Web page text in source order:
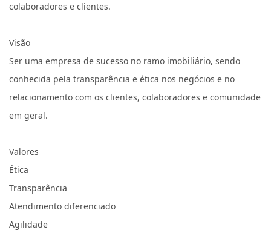
colaboradores e clientes.
Visão
Ser uma empresa de sucesso no ramo imobiliário, sendo
conhecida pela transparência e ética nos negócios e no
relacionamento com os clientes, colaboradores e comunidade
em geral.
Valores
Ética
Transparência
Atendimento diferenciado
Agilidade